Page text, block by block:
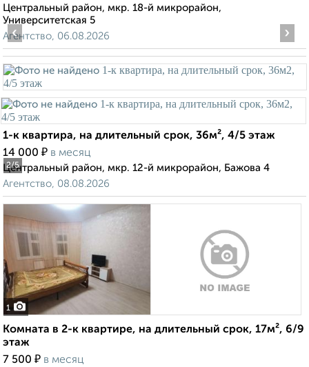
Центральный район, мкр. 18-й микрорайон,
Университетская 5
Агентство, 06.08.2026
2/5
‹ ›
1-к квартира, на длительный срок, 36м², 4/5 этаж
14 000 ₽ в месяц
Центральный район, мкр. 12-й микрорайон, Бажова 4
Агентство, 08.08.2026
1
Комната в 2-к квартире, на длительный срок, 17м², 6/9
этаж
7 500 ₽ в месяц